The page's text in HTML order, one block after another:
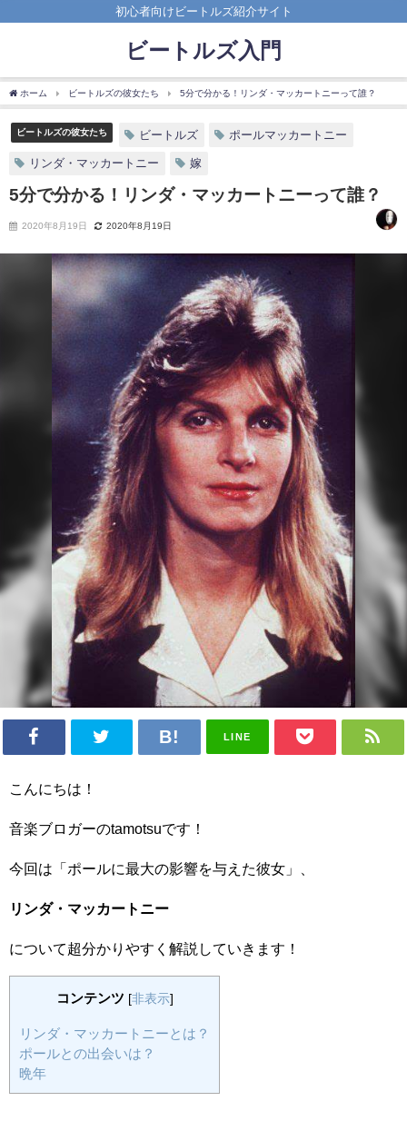
初心者向けビートルズ紹介サイト
ビートルズ入門
ホーム ビートルズの彼女たち 5分で分かる！リンダ・マッカートニーって誰？
ビートルズの彼女たち ビートルズ ポールマッカートニー
リンダ・マッカートニー 嫁
5分で分かる！リンダ・マッカートニーって誰？
2020年8月19日 2020年8月19日
LINE
こんにちは！
音楽ブロガーのtamotsuです！
今回は「ポールに最大の影響を与えた彼女」、
リンダ・マッカートニー
について超分かりやすく解説していきます！
コンテンツ [非表示]
リンダ・マッカートニーとは？
ポールとの出会いは？
晩年